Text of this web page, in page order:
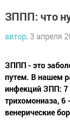
ЗППП: что
автор, 3 апреля
ЗППП - это
путем. В нашем
инфекций ЗПП: 7
трихомониаза, 6
венерические